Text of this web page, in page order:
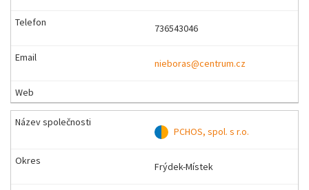
736543046
nieboras@centrum.cz
PCHOS, spol. s r.o.
Frýdek-Místek